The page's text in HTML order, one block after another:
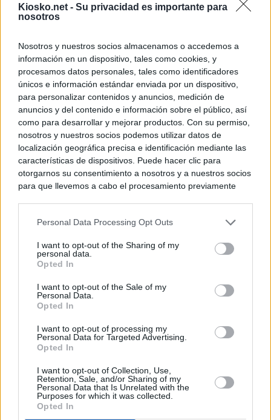
Kiosko.net - Su privacidad es importante para
nosotros
Nosotros y nuestros socios almacenamos o accedemos a
información en un dispositivo, tales como cookies, y
procesamos datos personales, tales como identificadores
únicos e información estándar enviada por un dispositivo,
para personalizar contenidos y anuncios, medición de
anuncios y del contenido e información sobre el público, así
como para desarrollar y mejorar productos. Con su permiso,
nosotros y nuestros socios podemos utilizar datos de
localización geográfica precisa e identificación mediante las
características de dispositivos. Puede hacer clic para
otorgarnos su consentimiento a nosotros y a nuestros socios
para que llevemos a cabo el procesamiento previamente
negar su consentimiento. Tenga en cuenta que algún
de su consentimiento, pero usted tiene el derecho de
rechazar tal procesamiento. Sus preferencias se aplicarán
cualquier momento entrando de nuevo en este sitio web o
visitando nuestra política de privacidad.
Personal Data Processing Opt Outs
I want to opt-out of the Sharing of my
personal data.
Opted In
I want to opt-out of the Sale of my
Personal Data.
Opted In
I want to opt-out of processing my
Personal Data for Targeted Advertising.
Opted In
I want to opt-out of Collection, Use,
Retention, Sale, and/or Sharing of my
Personal Data that Is Unrelated with the
Purposes for which it was collected.
Opted In